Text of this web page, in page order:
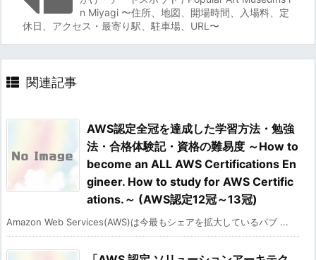
n Miyagi 〜住所、地図、開場時間、入場料、定
休日、アクセス・最寄り駅、駐車場、URL〜
関連記事
AWS認定全冠を達成した学習方法・勉強
法・合格体験記・資格の難易度 ～How to
become an ALL AWS Certifications En
gineer. How to study for AWS Certific
ations.～ (AWS認定12冠～13冠)
Amazon Web Services(AWS)は今最もシェアを拡大しているパブ ...